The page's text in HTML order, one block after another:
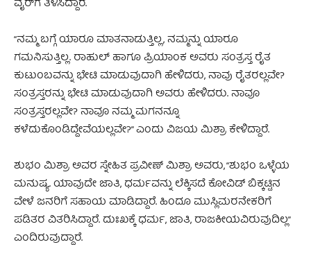
ವೈರ್‌ಗೆ ತಿಳಿಸಿದ್ದಾರೆ.
“ನಮ್ಮ ಬಗ್ಗೆ ಯಾರೂ ಮಾತನಾಡುತ್ತಿಲ್ಲ, ನಮ್ಮನ್ನು ಯಾರೂ
ಗಮನಿಸುತ್ತಿಲ್ಲ. ರಾಹುಲ್ ಹಾಗೂ ಪ್ರಿಯಾಂಕ ಅವರು ಸಂತ್ರಸ್ತ ರೈತ
ಕುಟುಂಬವನ್ನು ಭೇಟಿ ಮಾಡುವುದಾಗಿ ಹೇಳಿದರು, ನಾವು ರೈತರಲ್ಲವೇ?
ಸಂತ್ರಸ್ತರನ್ನು ಭೇಟಿ ಮಾಡುವುದಾಗಿ ಅವರು ಹೇಳಿದರು. ನಾವೂ
ಸಂತ್ರಸ್ತರಲ್ಲವೇ? ನಾವೂ ನಮ್ಮ ಮಗನನ್ನೂ
ಕಳೆದುಕೊಂಡಿದ್ದೇವೆಯಲ್ಲವೇ?” ಎಂದು ವಿಜಯ ಮಿಶ್ರಾ ಕೇಳಿದ್ದಾರೆ.
ಶುಭಂ ಮಿಶ್ರಾ ಅವರ ಸ್ನೇಹಿತ ಪ್ರವೀಣ್‌ ಮಿಶ್ರಾ ಅವರು, “ಶುಭಂ ಒಳ್ಳೆಯ
ಮನುಷ್ಯ. ಯಾವುದೇ ಜಾತಿ, ಧರ್ಮವನ್ನು ಲೆಕ್ಕಿಸದೆ ಕೋವಿಡ್‌ ಬಿಕ್ಕಟ್ಟಿನ
ವೇಳೆ ಜನರಿಗೆ ಸಹಾಯ ಮಾಡಿದ್ದಾರೆ. ಹಿಂದೂ ಮುಸ್ಲಿಮರನೇಕರಿಗೆ
ಪಡಿತರ ವಿತರಿಸಿದ್ದಾರೆ. ದುಃಖಕ್ಕೆ ಧರ್ಮ, ಜಾತಿ, ರಾಜಕೀಯವಿರುವುದಿಲ್ಲ”
ಎಂದಿರುವುದ್ದಾರೆ.